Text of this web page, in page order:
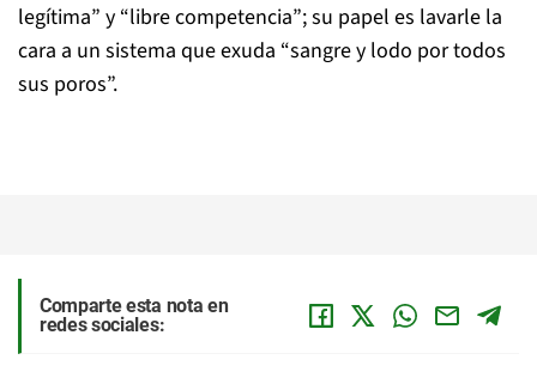
legítima” y “libre competencia”; su papel es lavarle la
cara a un sistema que exuda “sangre y lodo por todos
sus poros”.
Comparte esta nota en
redes sociales: